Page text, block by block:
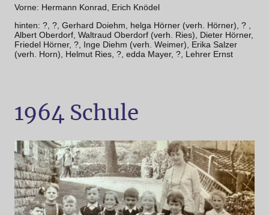
Vorne: Hermann Konrad, Erich Knödel
hinten: ?, ?, Gerhard Doiehm, helga Hörner (verh. Hörner), ? ,
Albert Oberdorf, Waltraud Oberdorf (verh. Ries), Dieter Hörner,
Friedel Hörner, ?, Inge Diehm (verh. Weimer), Erika Salzer
(verh. Horn), Helmut Ries, ?, edda Mayer, ?, Lehrer Ernst
1964 Schule